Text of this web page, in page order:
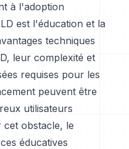
à l'adoption
est l'éducation et la
techniques
leur complexité et
requises pour les
peuvent être
utilisateurs
obstacle, le
éducatives